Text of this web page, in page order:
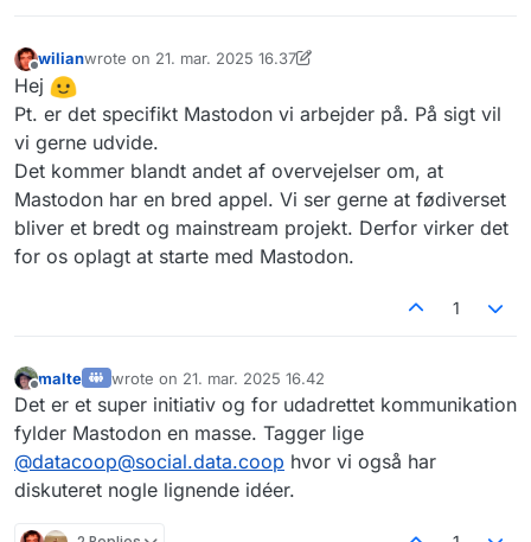
Offline
wilianwrote on 21. mar. 2025 16.37
sidst redigeret af wilian
Hej
Pt. er det specifikt Mastodon vi arbejder på. På sigt vil
vi gerne udvide.
Det kommer blandt andet af overvejelser om, at
Mastodon har en bred appel. Vi ser gerne at fødiverset
bliver et bredt og mainstream projekt. Derfor virker det
for os oplagt at starte med Mastodon.
1
Offline
malte wrote on 21. mar. 2025 16.42
sidst redigeret af
Det er et super initiativ og for udadrettet kommunikation
fylder Mastodon en masse. Tagger lige
@datacoop@social.data.coop hvor vi også har
diskuteret nogle lignende idéer.